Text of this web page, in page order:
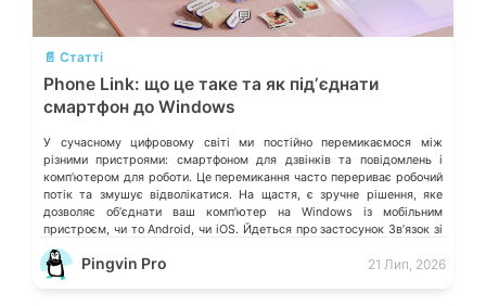
💬
📄 Статті
Phone Link: що це таке та як підʼєднати
смартфон до Windows
У сучасному цифровому світі ми постійно перемикаємося між
різними пристроями: смартфоном для дзвінків та повідомлень і
компʼютером для роботи. Це перемикання часто перериває робочий
потік та змушує відволікатися. На щастя, є зручне рішення, яке
дозволяє обʼєднати ваш компʼютер на Windows із мобільним
пристроєм, чи то Android, чи iOS. Йдеться про застосунок Звʼязок зі
смартфоном (Phone Link) від Microsoft, що перетворює ваш ПК на
своєрідний «міст» до функцій смартфона.
Pingvin Pro 21 Лип, 2026